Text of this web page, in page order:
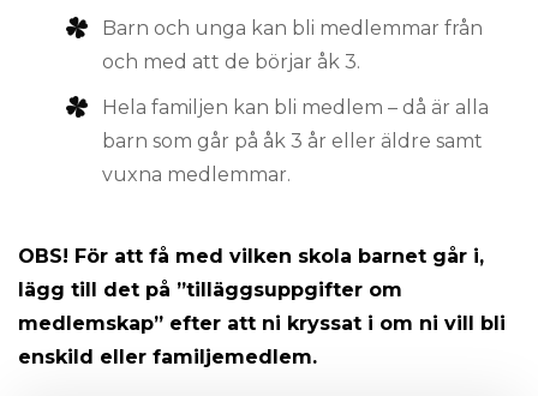
Barn och unga kan bli medlemmar från
och med att de börjar åk 3.
Hela familjen kan bli medlem – då är alla
barn som går på åk 3 år eller äldre samt
vuxna medlemmar.
OBS! För att få med vilken skola barnet går i,
lägg till det på ”tilläggsuppgifter om
medlemskap” efter att ni kryssat i om ni vill bli
enskild eller familjemedlem.